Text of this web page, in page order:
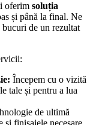
oferim soluția
și până la final. Ne
bucuri de un rezultat
Începem cu o vizită
tale și pentru a lua
de ultimă
și finisajele necesare,